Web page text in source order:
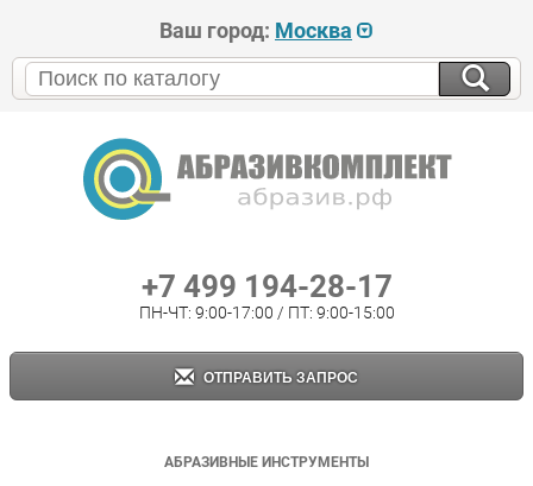
Ваш город: Москва
+7 499 194-28-17
ПН-ЧТ: 9:00-17:00 / ПТ: 9:00-15:00
ОТПРАВИТЬ ЗАПРОС
АБРАЗИВНЫЕ ИНСТРУМЕНТЫ